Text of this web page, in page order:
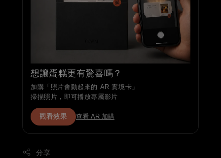
想讓蛋糕更有驚喜嗎？
加購「照片會動起來的 AR 實境卡」
掃描照片，即可播放專屬影片
觀看效果 查看 AR 加購
分享